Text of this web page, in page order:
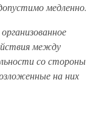
медленно.
между
со стороны
на них